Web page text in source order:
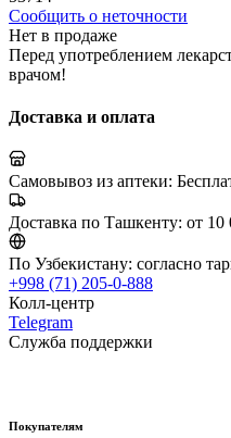
Сообщить о неточности
Нет в продаже
Перед употреблением
врачом!
Доставка и оплата
Самовывоз из аптеки:
Доставка по Ташкенту: от 10
По Узбекистану: согласно
+998 (71) 205-0-888
Колл-центр
Telegram
Служба поддержки
Покупателям